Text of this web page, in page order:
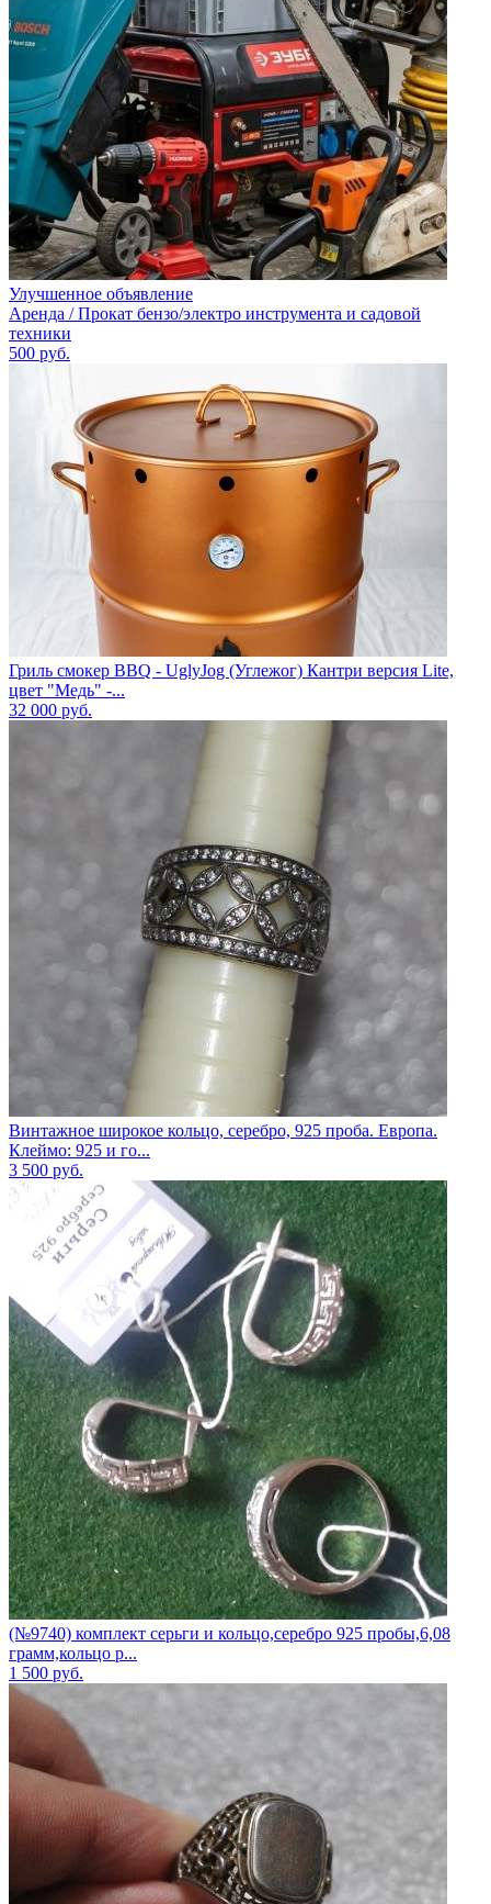
Улучшенное объявление
Аренда / Прокат бензо/электро инструмента и садовой
техники
500 руб.
Гриль смокер BBQ - UglyJog (Углежог) Кантри версия Lite,
цвет "Медь" -...
32 000 руб.
Винтажное широкое кольцо, серебро, 925 проба. Европа.
Клеймо: 925 и го...
3 500 руб.
(№9740) комплект серьги и кольцо,серебро 925 пробы,6,08
грамм,кольцо р...
1 500 руб.